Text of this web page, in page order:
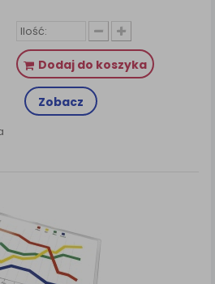
Dodaj do koszyka
Zobacz